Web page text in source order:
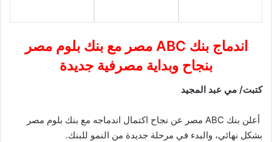
اندماج بنك ABC مصر مع بنك بلوم مصر
بنجاح وبداية مصرفية جديدة
كتبت/ مي عبد المجيد
أعلن بنك ABC مصر عن نجاح اكتمال اندماجه مع بنك بلوم مصر
بشكل نهائي، والبدء في مرحلة جديدة من النمو للبنك.